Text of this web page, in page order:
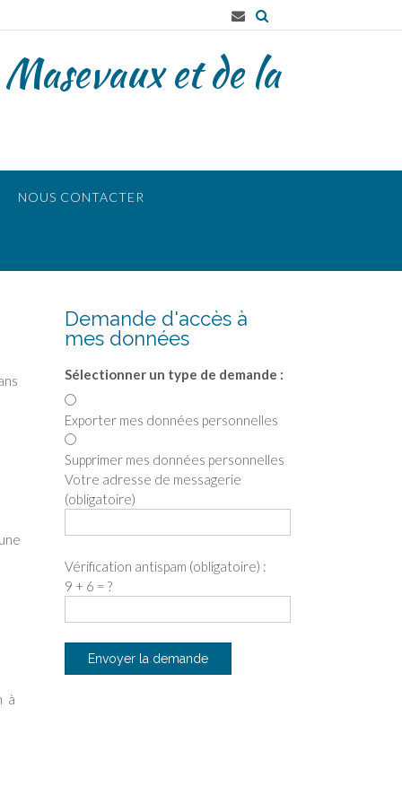
et de la
NOUS CONTACTER
à
Demande d'accès à
mes données
Sélectionner un type de demande :
Exporter mes données personnelles
Supprimer mes données personnelles
Votre adresse de messagerie
(obligatoire)
Vérification antispam (obligatoire) :
9 + 6 = ?